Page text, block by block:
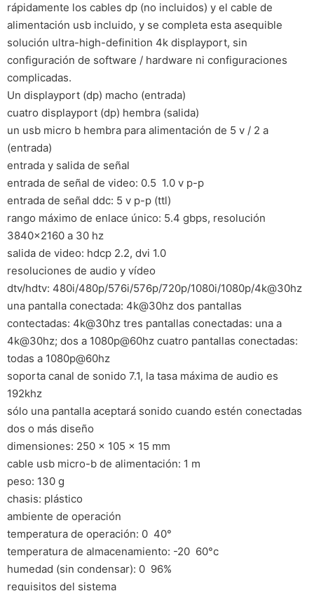
rápidamente los cables dp (no incluidos) y el cable de
alimentación usb incluido, y se completa esta asequible
solución ultra-high-definition 4k displayport, sin
configuración de software / hardware ni configuraciones
complicadas.
Un displayport (dp) macho (entrada)
cuatro displayport (dp) hembra (salida)
un usb micro b hembra para alimentación de 5 v / 2 a
(entrada)
entrada y salida de señal
entrada de señal de video: 0.5  1.0 v p-p
entrada de señal ddc: 5 v p-p (ttl)
rango máximo de enlace único: 5.4 gbps, resolución
3840×2160 a 30 hz
salida de video: hdcp 2.2, dvi 1.0
resoluciones de audio y vídeo
dtv/hdtv: 480i/480p/576i/576p/720p/1080i/1080p/4k@30hz
una pantalla conectada: 4k@30hz dos pantallas
contectadas: 4k@30hz tres pantallas conectadas: una a
4k@30hz; dos a 1080p@60hz cuatro pantallas conectadas:
todas a 1080p@60hz
soporta canal de sonido 7.1, la tasa máxima de audio es
192khz
sólo una pantalla aceptará sonido cuando estén conectadas
dos o más diseño
dimensiones: 250 x 105 x 15 mm
cable usb micro-b de alimentación: 1 m
peso: 130 g
chasis: plástico
ambiente de operación
temperatura de operación: 0  40°
temperatura de almacenamiento: -20  60°c
humedad (sin condensar): 0  96%
requisitos del sistema